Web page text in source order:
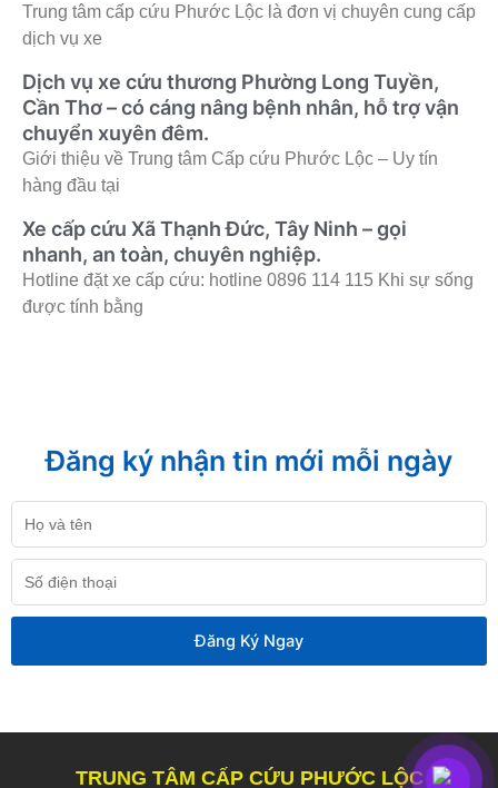
Trung tâm cấp cứu Phước Lộc là đơn vị chuyên cung cấp
dịch vụ xe
Dịch vụ xe cứu thương Phường Long Tuyền,
Cần Thơ – có cáng nâng bệnh nhân, hỗ trợ vận
chuyển xuyên đêm.
Giới thiệu về Trung tâm Cấp cứu Phước Lộc – Uy tín
hàng đầu tại
Xe cấp cứu Xã Thạnh Đức, Tây Ninh – gọi
nhanh, an toàn, chuyên nghiệp.
Hotline đặt xe cấp cứu: hotline 0896 114 115 Khi sự sống
được tính bằng
Đăng ký nhận tin mới mỗi ngày
và
tên
điện
thoại
Đăng Ký Ngay
TRUNG TÂM CẤP CỨU PHƯỚC LỘC